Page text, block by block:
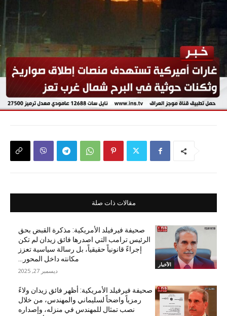
مقالات ذات صلة
الأخبار
صحيفة فيرفيلد الأمريكية: مذكرة القبض بحق
الرئيس ترامب التي اصدرها فائق زيدان لم تكن
إجراءً قانونياً حقيقياً، بل رسالة سياسية تعزز
مكانته داخل المحور...
ديسمبر 27, 2025
صحيفة فيرفيلد الأمريكية: أظهر فائق زيدان ولاءً
رمزياً واضحاً لسليماني والمهندس، من خلال
نصب تمثال للمهندس في منزله، وإصداره